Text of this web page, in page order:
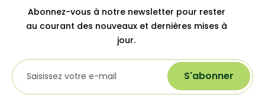
Abonnez-vous à notre newsletter pour rester
au courant des nouveaux et dernières mises à
jour.
S'abonner